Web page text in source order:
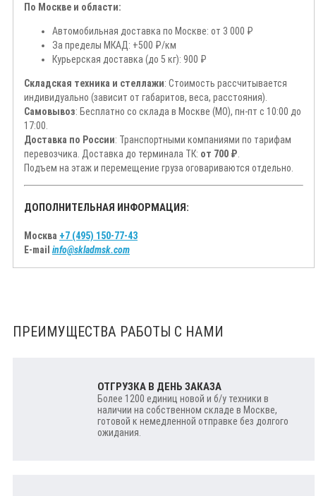
По Москве и области:
Автомобильная доставка по Москве: от 3 000 ₽
За пределы МКАД: +500 ₽/км
Курьерская доставка (до 5 кг): 900 ₽
Складская техника и стеллажи: Стоимость рассчитывается
индивидуально (зависит от габаритов, веса, расстояния).
Самовывоз: Бесплатно со склада в Москве (МО), пн-пт с 10:00 до
17:00.
Доставка по России: Транспортными компаниями по тарифам
перевозчика. Доставка до терминала ТК: от 700 ₽
Подъем на этаж и перемещение груза оговариваются отдельно.
ДОПОЛНИТЕЛЬНАЯ ИНФОРМАЦИЯ:
Москва +7 (495) 150-77-43
E-mail info@skladmsk.com
ПРЕИМУЩЕСТВА РАБОТЫ С НАМИ
ОТГРУЗКА В ДЕНЬ ЗАКАЗА
Более 1200 единиц новой и б/у техники в
наличии на собственном складе в Москве,
готовой к немедленной отправке без долгого
ожидания.